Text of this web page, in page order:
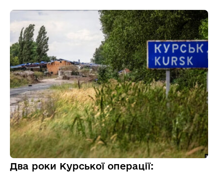
Два роки Курської операції: